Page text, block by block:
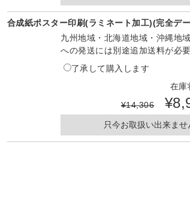
合成紙ポスター印刷(ラミネート加工)(完全デ
九州地域・北海道地域・沖縄地
への発送には別途追加送料が必要
了承して購入します
在庫
¥14,306
只今お取扱い出来ませ